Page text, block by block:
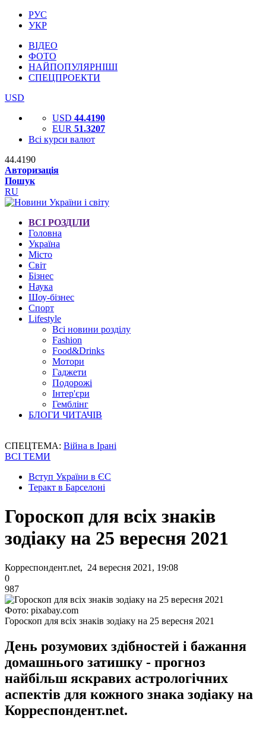
РУС
УКР
ВІДЕО
ФОТО
НАЙПОПУЛЯРНІШІ
СПЕЦПРОЕКТИ
USD
USD 44.4190
EUR 51.3207
Всі курси валют
44.4190
Авторизація
Пошук
RU
ВСІ РОЗДІЛИ
Головна
Україна
Місто
Світ
Бізнес
Наука
Шоу-бізнес
Спорт
Lifestyle
Всі новини розділу
Fashion
Food&Drinks
Мотори
Гаджети
Подорожі
Інтер'єри
Гемблінг
БЛОГИ ЧИТАЧІВ
СПЕЦТЕМА: Війна в Ірані
ВСІ ТЕМИ
Вступ України в ЄС
Теракт в Барселоні
Гороскоп для всіх знаків
зодіаку на 25 вересня 2021
Корреспондент.net, 24 вересня 2021, 19:08
0
987
Фото: pixabay.com
Гороскоп для всіх знаків зодіаку на 25 вересня 2021
День розумових здібностей і бажання
домашнього затишку - прогноз
найбільш яскравих астрологічних
аспектів для кожного знака зодіаку на
Корреспондент.net.